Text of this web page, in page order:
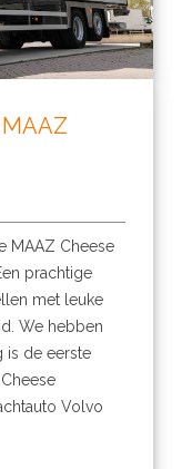
MAAZ Cheese
prachtige
met leuke
We hebben
is de eerste
Volvo